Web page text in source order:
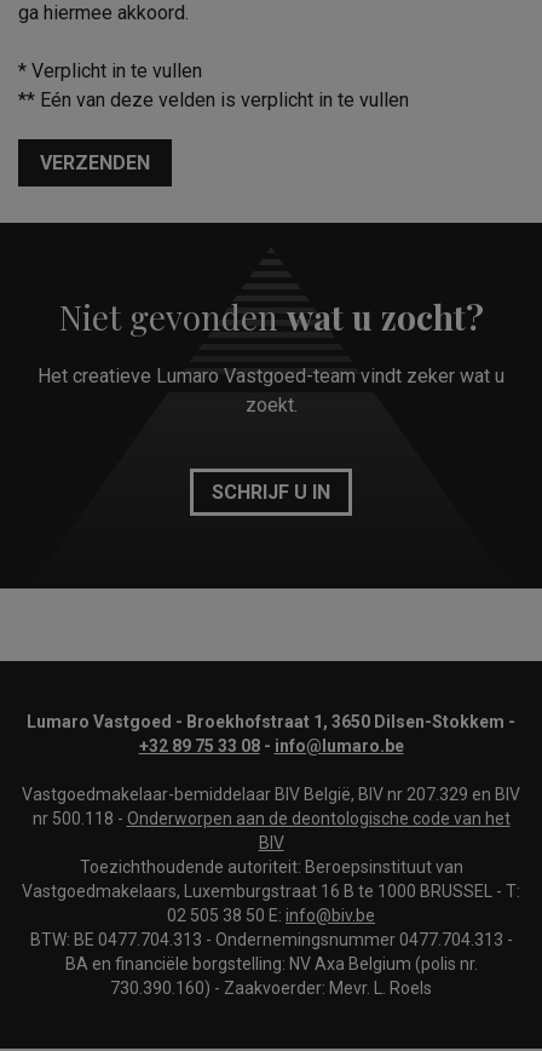
ga hiermee akkoord.
* Verplicht in te vullen
** Eén van deze velden is verplicht in te vullen
VERZENDEN
Niet gevondenwat u zocht?
Het creatieve Lumaro Vastgoed-team vindt zeker wat u
zoekt.
SCHRIJF U IN
Lumaro Vastgoed - Broekhofstraat 1, 3650 Dilsen-Stokkem -
+32 89 75 33 08- info@lumaro.be
Vastgoedmakelaar-bemiddelaar BIV België, BIV nr 207.329 en BIV
nr 500.118 - Onderworpen aan de deontologische code van het
BIV
Toezichthoudende autoriteit: Beroepsinstituut van
Vastgoedmakelaars, Luxemburgstraat 16 B te 1000 BRUSSEL - T:
02 505 38 50 E: info@biv.be
BTW: BE 0477.704.313 - Ondernemingsnummer 0477.704.313 -
BA en financiële borgstelling: NV Axa Belgium (polis nr.
730.390.160) - Zaakvoerder: Mevr. L. Roels